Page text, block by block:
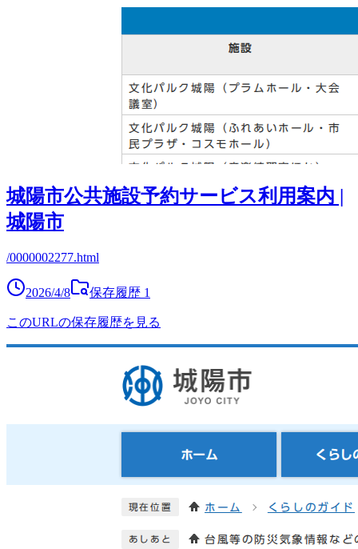
城陽市公共施設予約サービス利用案内 |
城陽市
/0000002277.html
2026/4/8 保存履歴 1
このURLの保存履歴を見る